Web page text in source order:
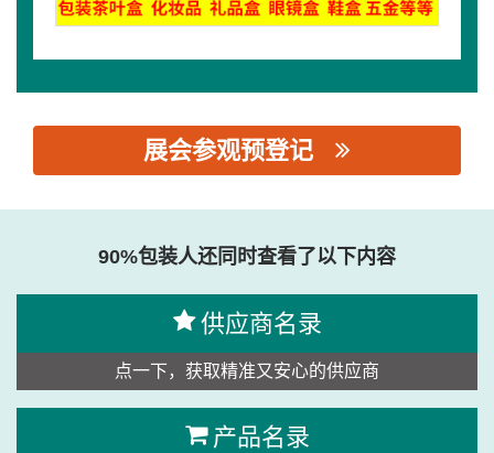
展会参观预登记
90%包装人还同时查看了以下内容
供应商名录
点一下，获取精准又安心的供应商
产品名录